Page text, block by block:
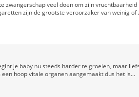
Posted 13 years ago
voor de babyuitzet
van KiddyColors
‘Staycation’: Ze blijven lekker in eigen land
zwangerschap veel doen om zijn vruchtbaarheid
zijn de grootste veroorzaker van weinig of
je baby nu steeds harder te groeien, maar
hoop vitale organen aangemaakt dus het is...